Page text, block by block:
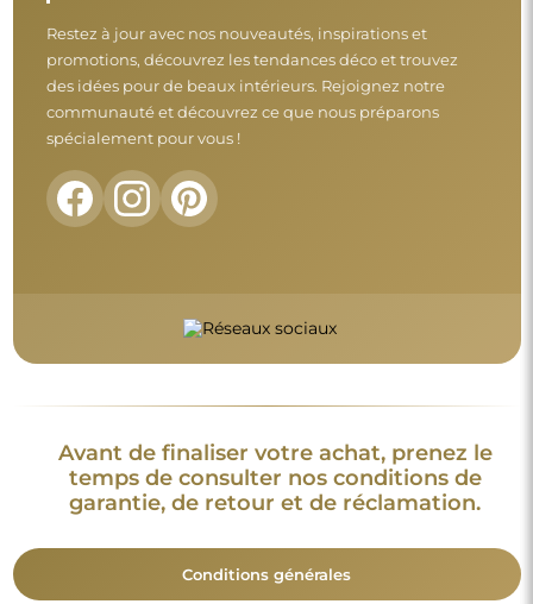
Restez à jour avec nos nouveautés, inspirations et
promotions, découvrez les tendances déco et trouvez
des idées pour de beaux intérieurs. Rejoignez notre
communauté et découvrez ce que nous préparons
spécialement pour vous !
Avant de finaliser votre achat, prenez le
temps de consulter nos conditions de
garantie, de retour et de réclamation.
Conditions générales